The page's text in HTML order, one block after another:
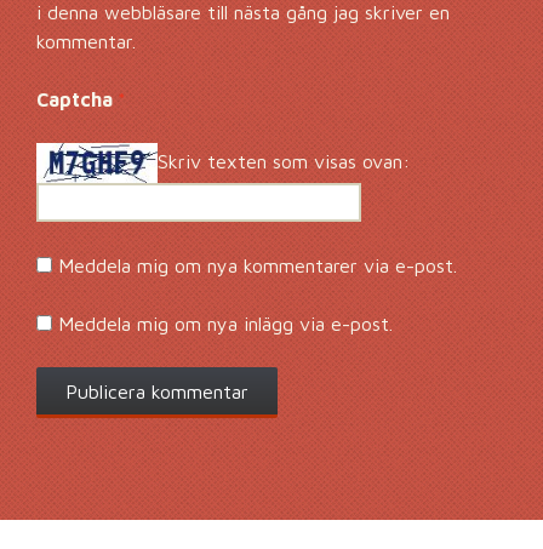
i denna webbläsare till nästa gång jag skriver en
kommentar.
Captcha *
Skriv texten som visas ovan:
Meddela mig om nya kommentarer via e-post.
Meddela mig om nya inlägg via e-post.